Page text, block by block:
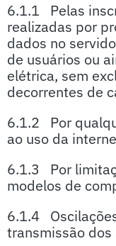
6.1.1 Pelas
realizadas por
dados no
de usuários ou
elétrica, sem
decorrentes de
6.1.2 Por
ao uso da
6.1.3 Por
modelos de
6.1.4
transmissão